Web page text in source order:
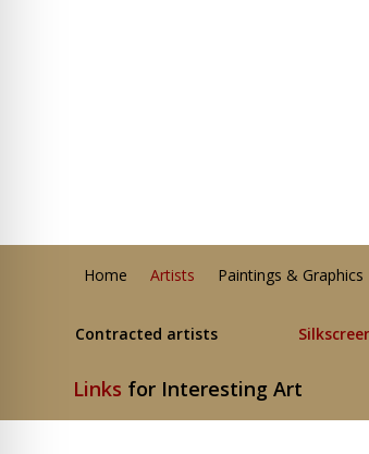
Home Artists Paintings & Graphics
Contracted artists
Links for Interesting Art